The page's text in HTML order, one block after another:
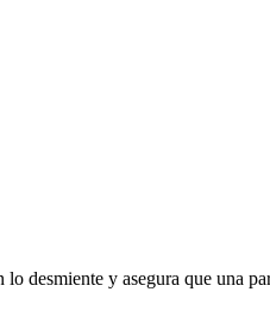
desmiente y asegura que una